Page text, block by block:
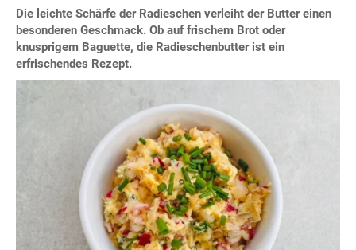
Die leichte Schärfe der Radieschen verleiht der Butter einen
besonderen Geschmack. Ob auf frischem Brot oder
knusprigem Baguette, die Radieschenbutter ist ein
erfrischendes Rezept.